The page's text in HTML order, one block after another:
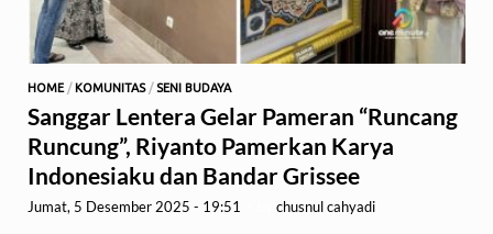
HOME / KOMUNITAS/ SENI BUDAYA
Sanggar Lentera Gelar Pameran “Runcang
Runcung”, Riyanto Pamerkan Karya
Indonesiaku dan Bandar Grissee
Jumat, 5 Desember 2025 - 19:51 chusnul cahyadi